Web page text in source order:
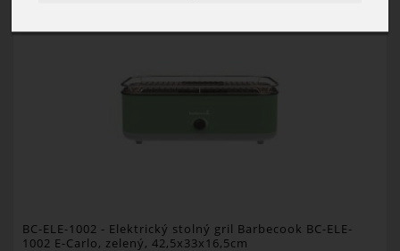
BC-ELE-1002 - Elektrický stolný gril Barbecook BC-ELE-
1002 E-Carlo, zelený, 42,5x33x16,5cm